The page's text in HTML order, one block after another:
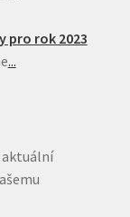
pro rok 2023
...
aktuální